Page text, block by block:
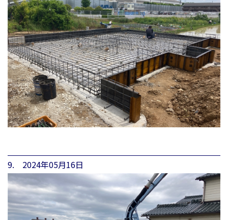
9. 2024年05月16日